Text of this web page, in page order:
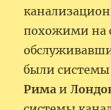
похожими на
были
Рима и